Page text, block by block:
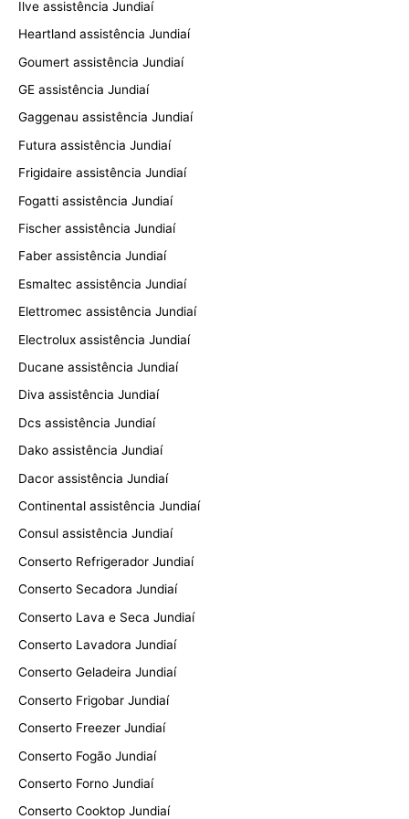
Ilve assistência Jundiaí
Heartland assistência Jundiaí
Goumert assistência Jundiaí
GE assistência Jundiaí
Gaggenau assistência Jundiaí
Futura assistência Jundiaí
Frigidaire assistência Jundiaí
Fogatti assistência Jundiaí
Fischer assistência Jundiaí
Faber assistência Jundiaí
Esmaltec assistência Jundiaí
Elettromec assistência Jundiaí
Electrolux assistência Jundiaí
Ducane assistência Jundiaí
Diva assistência Jundiaí
Dcs assistência Jundiaí
Dako assistência Jundiaí
Dacor assistência Jundiaí
Continental assistência Jundiaí
Consul assistência Jundiaí
Conserto Refrigerador Jundiaí
Conserto Secadora Jundiaí
Conserto Lava e Seca Jundiaí
Conserto Lavadora Jundiaí
Conserto Geladeira Jundiaí
Conserto Frigobar Jundiaí
Conserto Freezer Jundiaí
Conserto Fogão Jundiaí
Conserto Forno Jundiaí
Conserto Cooktop Jundiaí